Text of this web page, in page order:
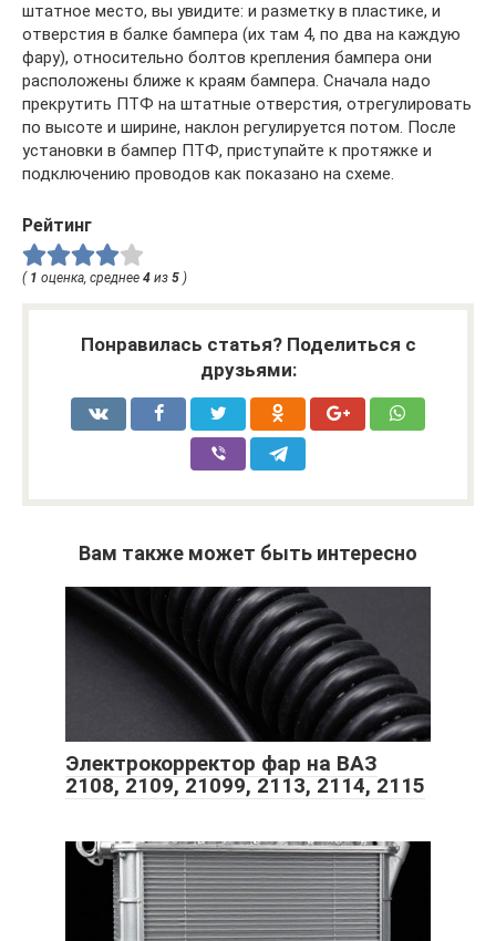
штатное место, вы увидите: и разметку в пластике, и
отверстия в балке бампера (их там 4, по два на каждую
фару), относительно болтов крепления бампера они
расположены ближе к краям бампера. Сначала надо
прекрутить ПТФ на штатные отверстия, отрегулировать
по высоте и ширине, наклон регулируется потом. После
установки в бампер ПТФ, приступайте к протяжке и
подключению проводов как показано на схеме.
Рейтинг
( 1 оценка, среднее 4 из 5 )
Понравилась статья? Поделиться с
друзьями:
Вам также может быть интересно
Электрокорректор фар на ВАЗ
2108, 2109, 21099, 2113, 2114, 2115